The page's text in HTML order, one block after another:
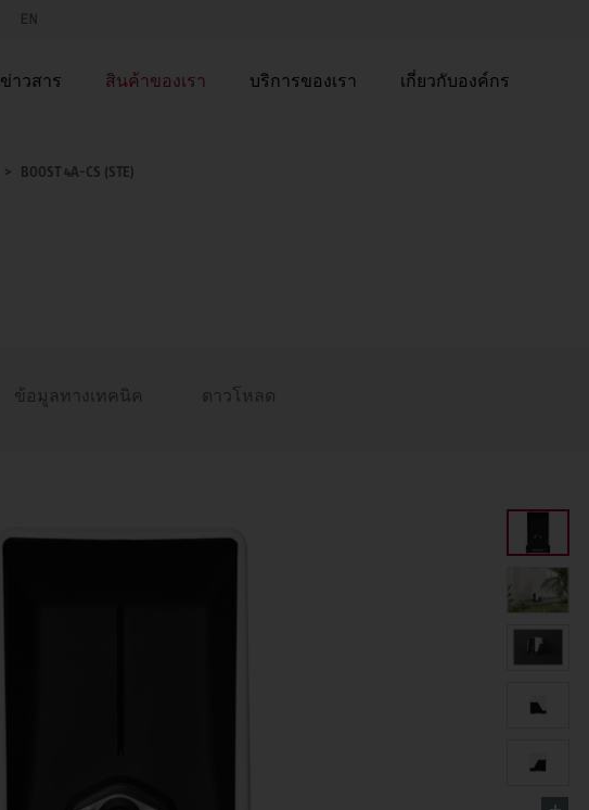
EN
ข่าวสาร สินค้าของเรา บริการของเรา เกี่ยวกับองค์กร
BOOST 4A-CS (STE)
ข้อมูลทางเทคนิค ดาวโหลด